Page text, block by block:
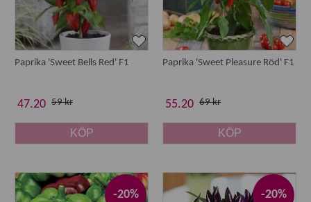
Paprika 'Sweet Bells Red' F1
47.20 59 kr
KÖP
Paprika 'Sweet Pleasure Röd' F1
55.20 69 kr
KÖP
-20% -20%